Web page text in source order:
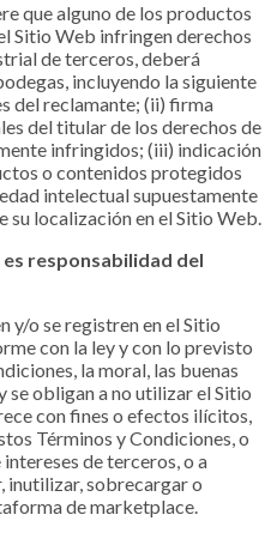
que alguno de los productos
Sitio Web infringen derechos
de terceros, deberá
incluyendo la siguiente
del reclamante; (ii) firma
del titular de los derechos de
infringidos; (iii) indicación
o contenidos protegidos
intelectual supuestamente
su localización en el Sitio Web.
responsabilidad del
y/o se registren en el Sitio
con la ley y con lo previsto
la moral, las buenas
se obligan a no utilizar el Sitio
con fines o efectos ilícitos,
Términos y Condiciones, o
de terceros, o a
inutilizar, sobrecargar o
de marketplace.